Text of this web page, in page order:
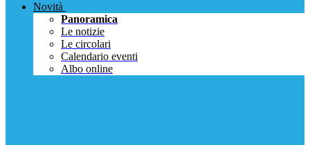
Novità
Panoramica
Le notizie
Le circolari
Calendario eventi
Albo online